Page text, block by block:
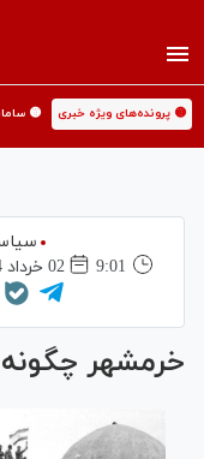
🟡 پرونده‌های ویژه خبری 🟡
9:01
02 خرداد 1404
خرمشهر